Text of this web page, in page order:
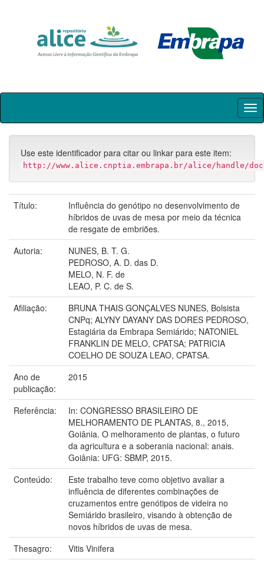
Skip
Use este identificador para citar ou linkar para este item:
http://www.alice.cnptia.embrapa.br/alice/handle/doc/
Título:
Influência do genótipo no desenvolvimento de
híbridos de uvas de mesa por meio da técnica
de resgate de embriões.
Autoria:
NUNES, B. T. G.
PEDROSO, A. D. das D.
MELO, N. F. de
LEAO, P. C. de S.
Afiliação:
BRUNA THAIS GONÇALVES NUNES, Bolsista
CNPq; ALYNY DAYANY DAS DORES PEDROSO,
Estagiária da Embrapa Semiárido; NATONIEL
FRANKLIN DE MELO, CPATSA; PATRICIA
COELHO DE SOUZA LEAO, CPATSA.
Ano de
publicação:
2015
Referência:
In: CONGRESSO BRASILEIRO DE
MELHORAMENTO DE PLANTAS, 8., 2015,
Goiânia. O melhoramento de plantas, o futuro
da agricultura e a soberania nacional: anais.
Goiânia: UFG: SBMP, 2015.
Conteúdo:
Este trabalho teve como objetivo avaliar a
influência de diferentes combinações de
cruzamentos entre genótipos de videira no
Semiárido brasileiro, visando à obtenção de
novos híbridos de uvas de mesa.
Thesagro:
Vitis Vinifera